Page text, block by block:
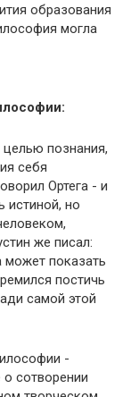
образования
могла
познания,
себя
Ортега - и
истиной, но
же писал:
может показать
постичь
самой этой
-
о сотворении